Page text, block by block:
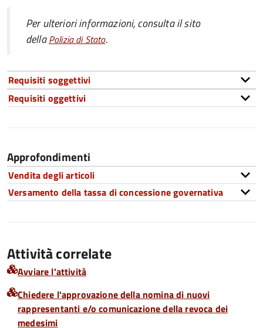
Per ulteriori informazioni, consulta il sito
dellaPolizia di Stato.
Requisiti soggettivi
Requisiti oggettivi
Approfondimenti
Vendita degli articoli
Versamento della tassa di concessione governativa
Attività correlate
Avviare l'attività
Chiedere l'approvazione della nomina di nuovi
rappresentanti e/o comunicazione della revoca dei
medesimi